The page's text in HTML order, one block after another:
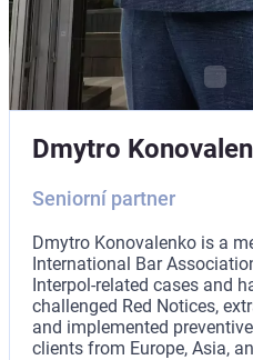
Dmytro
Seniorní partner
Dmytro Konovalenko is a
International Bar
Interpol-related cases and
challenged Red Notices,
and implemented
clients from Europe, Asia,